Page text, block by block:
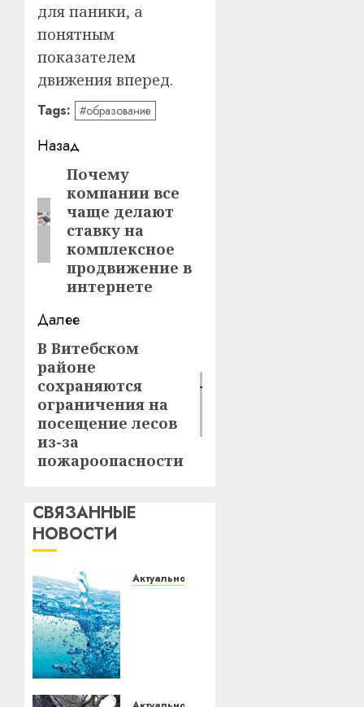
для паники, а
понятным
показателем
движения вперед.
Tags: #образование
Навигация
записи
Назад
Предыдущая
запись:
Почему
компании все
чаще делают
ставку на
комплексное
продвижение в
интернете
Далее
Следующая
запись:
В Витебском
районе
сохраняются
ограничения на
посещение лесов
из-за
пожароопасности
СВЯЗАННЫЕ
НОВОСТИ
Актуально